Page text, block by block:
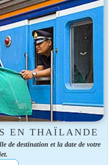
EN THAÏLANDE
de destination et la date de votre